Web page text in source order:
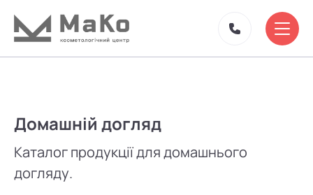
Домашній догляд
Каталог продукції для домашнього
догляду.